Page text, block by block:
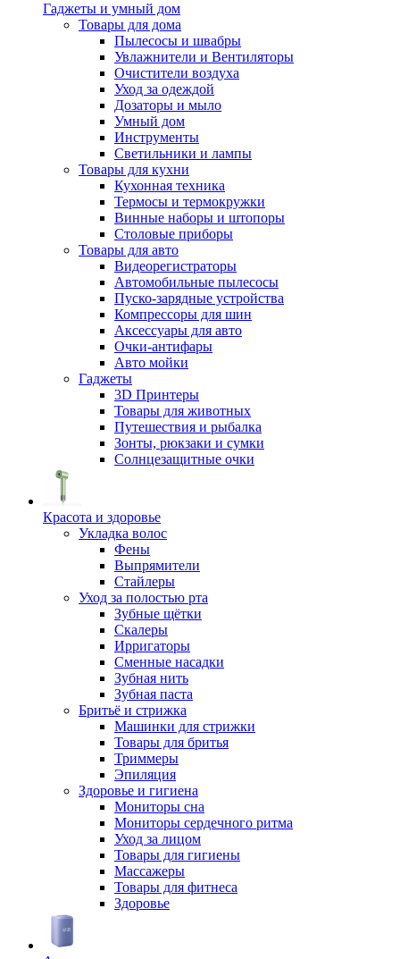
Гаджеты и умный дом
Товары для дома
Пылесосы и швабры
Увлажнители и Вентиляторы
Очистители воздуха
Уход за одеждой
Дозаторы и мыло
Умный дом
Инструменты
Светильники и лампы
Товары для кухни
Кухонная техника
Термосы и термокружки
Винные наборы и штопоры
Столовые приборы
Товары для авто
Видеорегистраторы
Автомобильные пылесосы
Пуско-зарядные устройства
Компрессоры для шин
Аксессуары для авто
Очки-антифары
Авто мойки
Гаджеты
3D Принтеры
Товары для животных
Путешествия и рыбалка
Зонты, рюкзаки и сумки
Солнцезащитные очки
Красота и здоровье
Укладка волос
Фены
Выпрямители
Стайлеры
Уход за полостью рта
Зубные щётки
Скалеры
Ирригаторы
Сменные насадки
Зубная нить
Зубная паста
Бритьё и стрижка
Машинки для стрижки
Товары для бритья
Триммеры
Эпиляция
Здоровье и гигиена
Мониторы сна
Мониторы сердечного ритма
Уход за лицом
Товары для гигиены
Массажеры
Товары для фитнеса
Здоровье